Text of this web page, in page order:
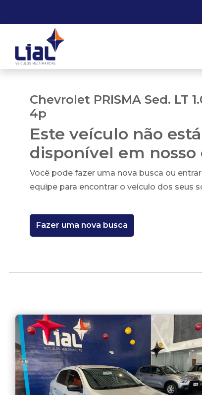
Chevrolet PRISMA Sed. LT
4p
Este veículo não
disponível em nosso
Você pode fazer uma nova busca ou
equipe para encontrar o veículo dos seus
Fazer uma nova busca